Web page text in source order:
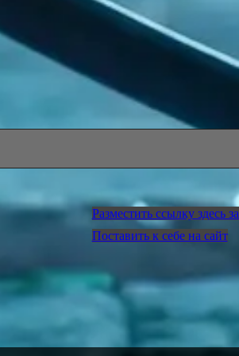
Разместить ссылку здесь за
Поставить к себе на сайт